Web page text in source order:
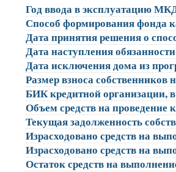
Год ввода в эксплуатацию
Способ формирования фонда
Дата принятия решения о
Дата наступления
Дата исключения дома из
Размер взноса
БИК кредитной организации,
Объем средств на проведение
Текущая задолженность
Израсходовано средств на
Израсходовано средств на
Остаток средств на